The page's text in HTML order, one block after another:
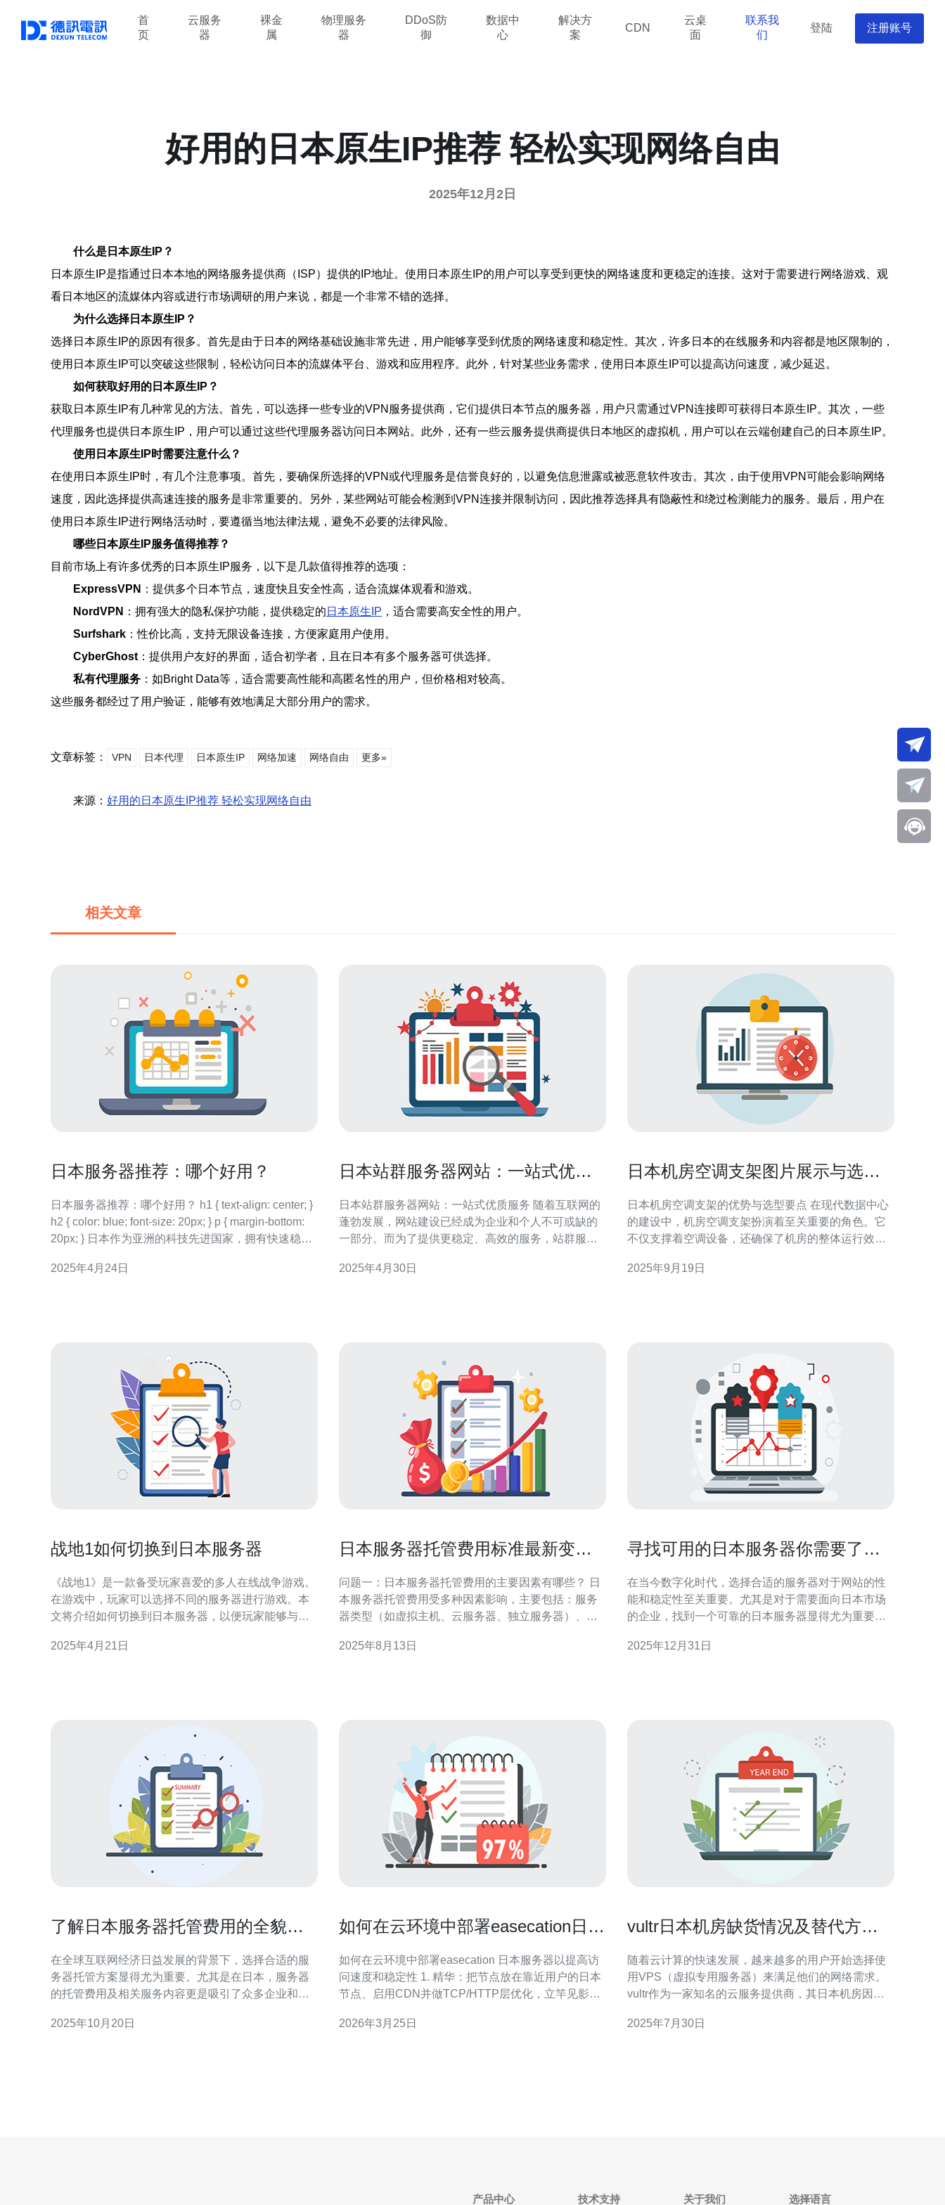
首
页
云服务
器
裸金
属
物理服务
器
DDoS防
御
数据中
心
解决方
案
CDN
云桌
面
联系我
们
登陆 注册账号
好用的日本原生IP推荐 轻松实现网络自由
2025年12月2日
什么是日本原生IP？
日本原生IP是指通过日本本地的网络服务提供商（ISP）提供的IP地址。使用日本原生IP的用户可以享受到更快的网络速度和更稳定的连接。这对于需要进行网络游戏、观
看日本地区的流媒体内容或进行市场调研的用户来说，都是一个非常不错的选择。
为什么选择日本原生IP？
选择日本原生IP的原因有很多。首先是由于日本的网络基础设施非常先进，用户能够享受到优质的网络速度和稳定性。其次，许多日本的在线服务和内容都是地区限制的，
使用日本原生IP可以突破这些限制，轻松访问日本的流媒体平台、游戏和应用程序。此外，针对某些业务需求，使用日本原生IP可以提高访问速度，减少延迟。
如何获取好用的日本原生IP？
获取日本原生IP有几种常见的方法。首先，可以选择一些专业的VPN服务提供商，它们提供日本节点的服务器，用户只需通过VPN连接即可获得日本原生IP。其次，一些
代理服务也提供日本原生IP，用户可以通过这些代理服务器访问日本网站。此外，还有一些云服务提供商提供日本地区的虚拟机，用户可以在云端创建自己的日本原生IP。
使用日本原生IP时需要注意什么？
在使用日本原生IP时，有几个注意事项。首先，要确保所选择的VPN或代理服务是信誉良好的，以避免信息泄露或被恶意软件攻击。其次，由于使用VPN可能会影响网络
速度，因此选择提供高速连接的服务是非常重要的。另外，某些网站可能会检测到VPN连接并限制访问，因此推荐选择具有隐蔽性和绕过检测能力的服务。最后，用户在
使用日本原生IP进行网络活动时，要遵循当地法律法规，避免不必要的法律风险。
哪些日本原生IP服务值得推荐？
目前市场上有许多优秀的日本原生IP服务，以下是几款值得推荐的选项：
ExpressVPN ：提供多个日本节点，速度快且安全性高，适合流媒体观看和游戏。
NordVPN ：拥有强大的隐私保护功能，提供稳定的 日本原生IP ，适合需要高安全性的用户。
Surfshark ：性价比高，支持无限设备连接，方便家庭用户使用。
CyberGhost ：提供用户友好的界面，适合初学者，且在日本有多个服务器可供选择。
私有代理服务 ：如Bright Data等，适合需要高性能和高匿名性的用户，但价格相对较高。
这些服务都经过了用户验证，能够有效地满足大部分用户的需求。
文章标签： VPN 日本代理 日本原生IP 网络加速 网络自由 更多»
来源： 好用的日本原生IP推荐 轻松实现网络自由
相关文章
日本服务器推荐：哪个好用？
日本服务器推荐：哪个好用？ h1 { text-align: center; }
h2 { color: blue; font-size: 20px; } p { margin-bottom:
20px; } 日本作为亚洲的科技先进国家，拥有快速稳定
器托管地之
2025年4月24日
日本站群服务器网站：一站式优质
日本站群服务器网站：一站式优质服务 随着互联网的
蓬勃发展，网站建设已经成为企业和个人不可或缺的
一部分。而为了提供更稳定、高效的服务，站群服务
本站群服务器网站，为您提供一站式优质服务。 站群
2025年4月30日
日本机房空调支架图片展示与选型
日本机房空调支架的优势与选型要点 在现代数据中心
的建设中，机房空调支架扮演着至关重要的角色。它
不仅支撑着空调设备，还确保了机房的整体运行效
供选型建议，帮助您选择最适合的产品。 以下是我们
2025年9月19日
战地1如何切换到日本服务器
《战地1》是一款备受玩家喜爱的多人在线战争游戏。
在游戏中，玩家可以选择不同的服务器进行游戏。本
文将介绍如何切换到日本服务器，以便玩家能够与日
面。在主界面上方的菜单栏中，可以找到“设置”选项。
2025年4月21日
日本服务器托管费用标准最新变化
问题一：日本服务器托管费用的主要因素有哪些？ 日
本服务器托管费用受多种因素影响，主要包括：服务
器类型（如虚拟主机、云服务器、独立服务器）、带
支持的质量以及额外服务的提供（如备份、监控、安
2025年8月13日
寻找可用的日本服务器你需要了解
在当今数字化时代，选择合适的服务器对于网站的性
能和稳定性至关重要。尤其是对于需要面向日本市场
的企业，找到一个可靠的日本服务器显得尤为重要。
项和详细操作步骤。 本文将围绕以下几个方面展开：
2025年12月31日
了解日本服务器托管费用的全貌及
在全球互联网经济日益发展的背景下，选择合适的服
务器托管方案显得尤为重要。尤其是在日本，服务器
的托管费用及相关服务内容更是吸引了众多企业和个
的全貌及常见问题，帮助您在选择时做出明智的决
2025年10月20日
如何在云环境中部署easecation日本
如何在云环境中部署easecation 日本服务器以提高访
问速度和稳定性 1. 精华：把节点放在靠近用户的日本
节点、启用CDN并做TCP/HTTP层优化，立竿见影降
现高稳定性，并用自动伸缩应对流量峰值。 3. 精华：
2026年3月25日
vultr日本机房缺货情况及替代方案
随着云计算的快速发展，越来越多的用户开始选择使
用VPS（虚拟专用服务器）来满足他们的网络需求。
vultr作为一家知名的云服务提供商，其日本机房因其
而，最近vultr日本机房的资源供给出现了紧张，导致
2025年7月30日
产品中心 技术支持 关于我们 选择语言